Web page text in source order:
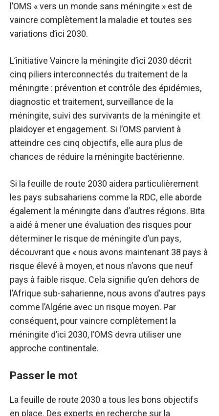
l’OMS « vers un monde sans méningite » est de
vaincre complètement la maladie et toutes ses
variations d’ici 2030.
L’initiative Vaincre la méningite d’ici 2030 décrit
cinq piliers interconnectés du traitement de la
méningite : prévention et contrôle des épidémies,
diagnostic et traitement, surveillance de la
méningite, suivi des survivants de la méningite et
plaidoyer et engagement. Si l’OMS parvient à
atteindre ces cinq objectifs, elle aura plus de
chances de réduire la méningite bactérienne.
Si la feuille de route 2030 aidera particulièrement
les pays subsahariens comme la RDC, elle aborde
également la méningite dans d’autres régions. Bita
a aidé à mener une évaluation des risques pour
déterminer le risque de méningite d’un pays,
découvrant que « nous avons maintenant 38 pays à
risque élevé à moyen, et nous n’avons que neuf
pays à faible risque. Cela signifie qu’en dehors de
l’Afrique sub-saharienne, nous avons d’autres pays
comme l’Algérie avec un risque moyen. Par
conséquent, pour vaincre complètement la
méningite d’ici 2030, l’OMS devra utiliser une
approche continentale.
Passer le mot
La feuille de route 2030 a tous les bons objectifs
en place. Des experts en recherche sur la